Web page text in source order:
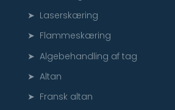
➤ Laserskæring
➤ Flammeskæring
➤ Algebehandling af tag
➤ Altan
➤ Fransk altan